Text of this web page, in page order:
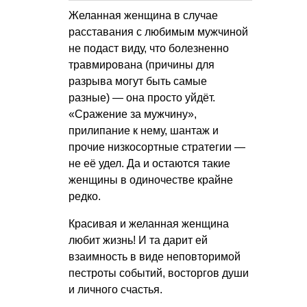
Желанная женщина в случае
расставания с любимым мужчиной
не подаст виду, что болезненно
травмирована (причины для
разрыва могут быть самые
разные) — она просто уйдёт.
«Сражение за мужчину»,
прилипание к нему, шантаж и
прочие низкосортные стратегии —
не её удел. Да и остаются такие
женщины в одиночестве крайне
редко.
Красивая и желанная женщина
любит жизнь! И та дарит ей
взаимность в виде неповторимой
пестроты событий, восторгов души
и личного счастья.